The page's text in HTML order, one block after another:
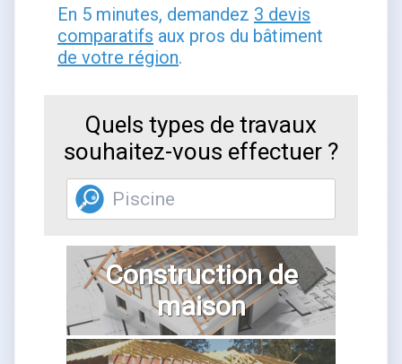
En 5 minutes, demandez 3 devis
comparatifs aux pros du bâtiment
de votre région.
Quels types de travaux
souhaitez-vous effectuer ?
Construction de
maison